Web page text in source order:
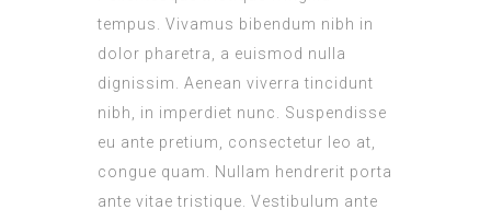
tempus. Vivamus bibendum nibh in
dolor pharetra, a euismod nulla
dignissim. Aenean viverra tincidunt
nibh, in imperdiet nunc. Suspendisse
eu ante pretium, consectetur leo at,
congue quam. Nullam hendrerit porta
ante vitae tristique. Vestibulum ante